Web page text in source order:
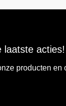
laatste acties!
producten